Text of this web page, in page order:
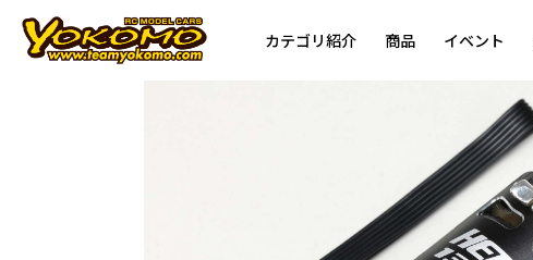
カテゴリ紹介 商品 イベント